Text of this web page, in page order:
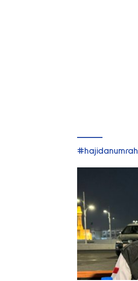
#hajidanumrah